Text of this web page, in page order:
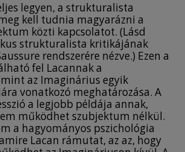
legyen, a strukturalista
kell tudnia magyarázni a
közti kapcsolatot. (Lásd
strukturalista kritikájának
rendszerére nézve.) Ezen a
fel Lacannak a
az Imaginárius egyik
vonatkozó meghatározása. A
a legjobb példája annak,
működhet szubjektum nélkül.
a hagyományos pszichológia
Lacan rámutat, az az, hogy